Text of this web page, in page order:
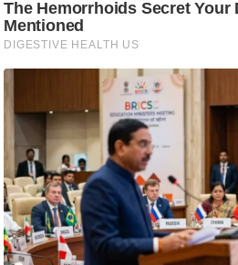
मा
/
ल
व्र
त
त्यो
हा
र